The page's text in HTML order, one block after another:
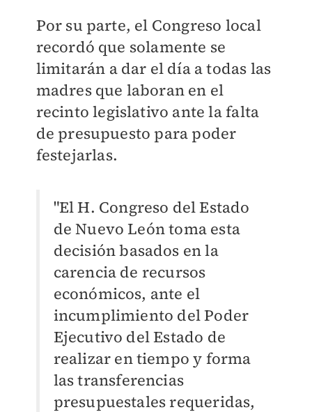
Por su parte, el Congreso local
recordó que solamente se
limitarán a dar el día a todas las
madres que laboran en el
recinto legislativo ante la falta
de presupuesto para poder
festejarlas.
"El H. Congreso del Estado
de Nuevo León toma esta
decisión basados en la
carencia de recursos
económicos, ante el
incumplimiento del Poder
Ejecutivo del Estado de
realizar en tiempo y forma
las transferencias
presupuestales requeridas,